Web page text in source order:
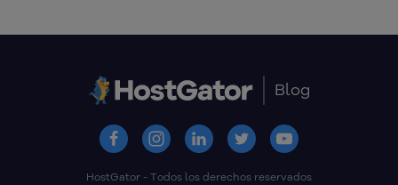
Blog
HostGator - Todos los derechos reservados